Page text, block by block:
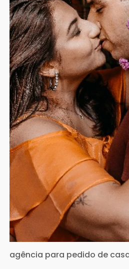
agência para pedido de